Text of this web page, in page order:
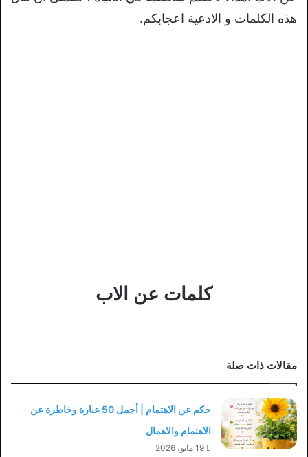
هذه الكلمات و الادعية اعجابكم.
كلمات عن الاب
مقالات ذات صلة
حكم عن الاهتمام | أجمل 50 عبارة وخاطرة عن
الاهتمام والاهمال
19 مايو، 2026